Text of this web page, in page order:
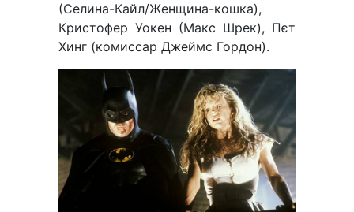
(Селина-Кайл/Женщина-кошка),
Кристофер Уокен (Макс Шрек), Пєт
Хинг (комиссар Джеймс Гордон).